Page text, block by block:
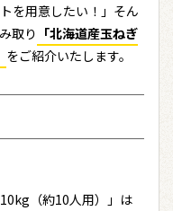
を用意したい！」そん
取り 「北海道産玉ねぎ
をご紹介いたします。
（約10人用）」は